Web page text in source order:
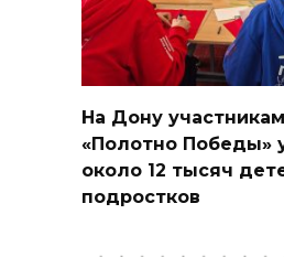
На Дону
«Полотно Победы»
около 12 тысяч
подростков